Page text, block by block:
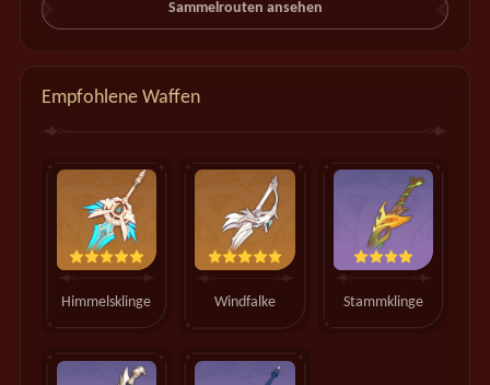
Sammelrouten ansehen
Empfohlene Waffen
Himmelsklinge Windfalke Stammklinge